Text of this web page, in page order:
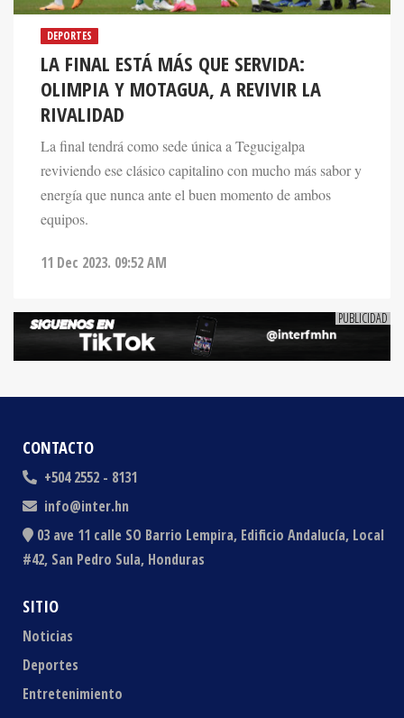
DEPORTES
LA FINAL ESTÁ MÁS QUE SERVIDA:
OLIMPIA Y MOTAGUA, A REVIVIR LA
RIVALIDAD
La final tendrá como sede única a Tegucigalpa
reviviendo ese clásico capitalino con mucho más sabor y
energía que nunca ante el buen momento de ambos
equipos.
CONTACTO
+504 2552 - 8131
info@inter.hn
03 ave 11 calle SO Barrio Lempira, Edificio Andalucía, Local
#42, San Pedro Sula, Honduras
SITIO
Noticias
Deportes
Entretenimiento